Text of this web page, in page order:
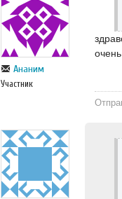
Ананим
Участник